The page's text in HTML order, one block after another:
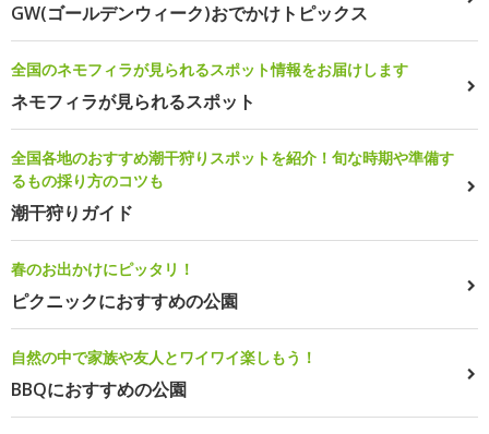
GW(ゴールデンウィーク)おでかけトピックス
全国のネモフィラが見られるスポット情報をお届けします
ネモフィラが見られるスポット
全国各地のおすすめ潮干狩りスポットを紹介！旬な時期や準備す
るもの採り方のコツも
潮干狩りガイド
春のお出かけにピッタリ！
ピクニックにおすすめの公園
自然の中で家族や友人とワイワイ楽しもう！
BBQにおすすめの公園